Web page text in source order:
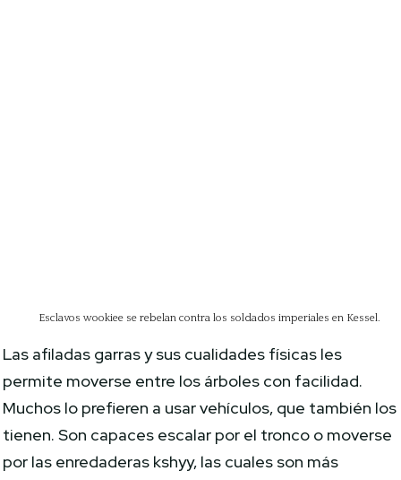
Esclavos wookiee se rebelan contra los soldados imperiales en Kessel.
Las afiladas garras y sus cualidades físicas les
permite moverse entre los árboles con facilidad.
Muchos lo prefieren a usar vehículos, que también los
tienen. Son capaces escalar por el tronco o moverse
por las enredaderas kshyy, las cuales son más